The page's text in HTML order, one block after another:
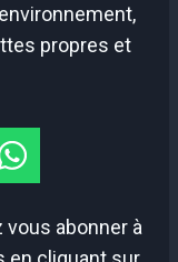
propres et
abonner à